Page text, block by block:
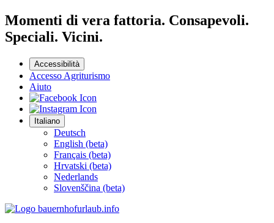
Momenti di vera fattoria. Consapevoli.
Speciali. Vicini.
Accessibilità
Accesso Agriturismo
Aiuto
Italiano
Deutsch
English (beta)
Français (beta)
Hrvatski (beta)
Nederlands
Slovenščina (beta)